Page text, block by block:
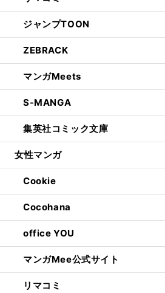
ジャンプTOON
ZEBRACK
マンガMeets
S-MANGA
集英社コミック文庫
女性マンガ
Cookie
Cocohana
office YOU
マンガMee公式サイト
リマコミ